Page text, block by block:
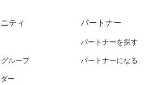
ティ
ループ
ー
パートナー
パートナーを探す
パートナーになる